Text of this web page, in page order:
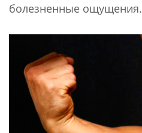
болезненные ощущения.